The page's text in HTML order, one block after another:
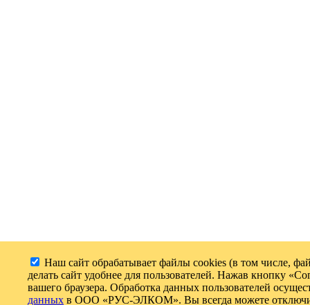
Наш сайт обрабатывает файлы cookies (в том числе,
делать сайт удобнее для пользователей. Нажав кнопку
вашего браузера. Обработка данных пользователей
данных в ООО «РУС-ЭЛКОМ». Вы всегда можете